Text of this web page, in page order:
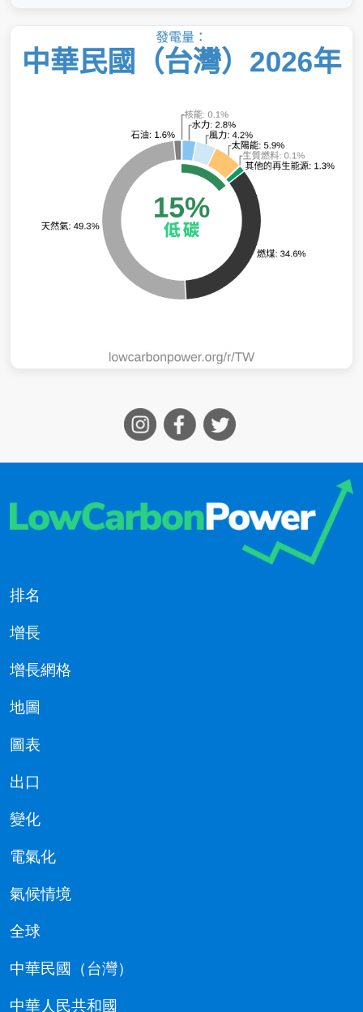
排名
增長
增長網格
地圖
圖表
出口
變化
電氣化
氣候情境
全球
中華民國（台灣）
中華人民共和國